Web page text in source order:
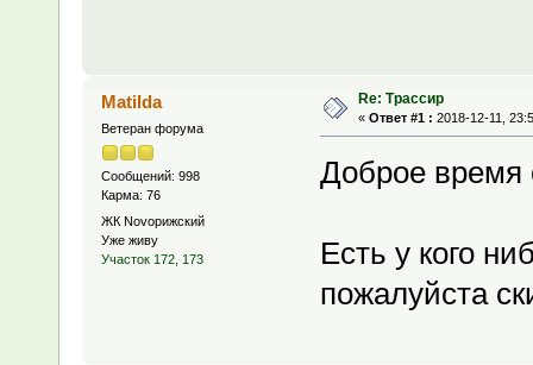
Matilda
Ветеран форума
Сообщений: 998
Карма: 76
ЖК Novoрижский
Уже живу
Участок 172, 173
Re: Трассир
« Ответ #1 : 2018-12-11,
Доброе время
Есть у кого
пожалуйста